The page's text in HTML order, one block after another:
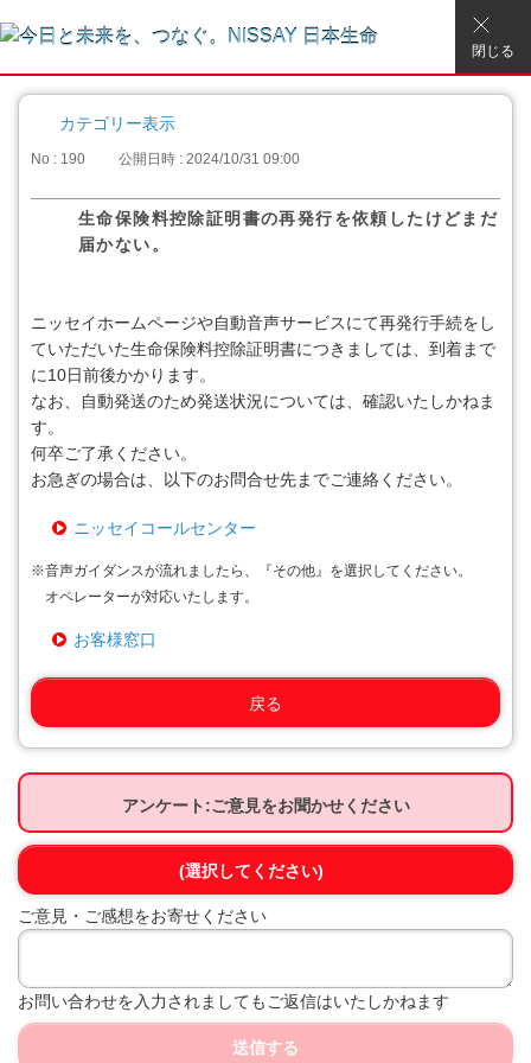
閉じる
カテゴリー表示
No : 190 公開日時 : 2024/10/31 09:00
生命保険料控除証明書の再発行を依頼したけどまだ
届かない。
ニッセイホームページや自動音声サービスにて再発行手続をし
ていただいた生命保険料控除証明書につきましては、到着まで
に10日前後かかります。
なお、自動発送のため発送状況については、確認いたしかねま
す。
何卒ご了承ください。
お急ぎの場合は、以下のお問合せ先までご連絡ください。
ニッセイコールセンター
※音声ガイダンスが流れましたら、『その他』を選択してください。
オペレーターが対応いたします。
お客様窓口
戻る
アンケート:ご意見をお聞かせください
(選択してください)
ご意見・ご感想をお寄せください
お問い合わせを入力されましてもご返信はいたしかねます
送信する